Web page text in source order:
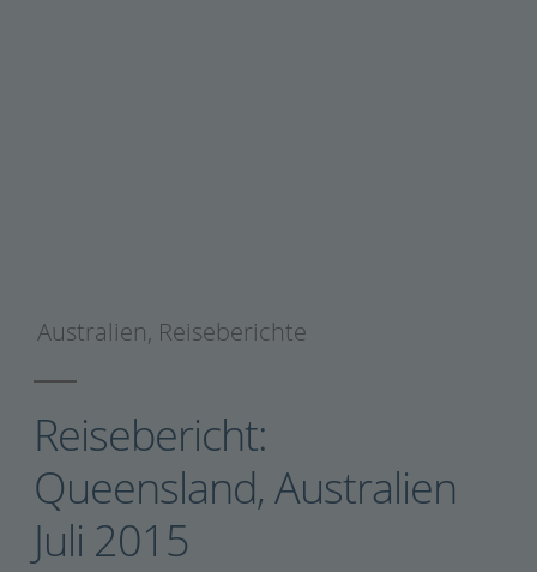
Australien, Reiseberichte
Reisebericht:
Queensland, Australien
Juli 2015